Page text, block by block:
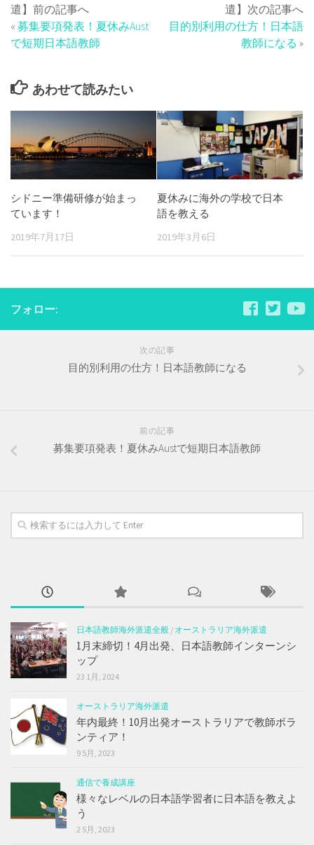
遣】前の記事へ
« 募集要項発表！夏休みAust
で短期日本語教師
遣】次の記事へ
目的別利用の仕方！日本語
教師になる »
あわせて読みたい
シドニー準備研修が始まっ
ています！
2019年7月17日
夏休みに海外の学校で日本
語を教える
2019年3月6日
フォロー:
次の記事
目的別利用の仕方！日本語教師になる
前の記事
募集要項発表！夏休みAustで短期日本語教師
日本語教師海外派遣全般 / オーストラリア海外派遣
1月末締切！4月出発、日本語教師インターンシ
ップ
23 1月, 2024
オーストラリア海外派遣
年内最終！10月出発オーストラリアで教師ボラ
ンティア！
9 5月, 2023
通信で養成講座
様々なレベルの日本語学習者に日本語を教えよ
う
2 5月, 2023